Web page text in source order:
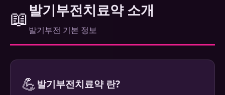
📖발기부전치료약 소개
발기부전 기본 정보
💪발기부전치료약 란?